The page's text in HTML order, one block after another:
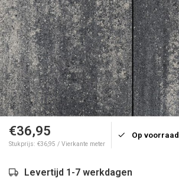
€36,95
Stukprijs: €36,95 / Vierkante meter
Op voorraad
Levertijd 1-7 werkdagen